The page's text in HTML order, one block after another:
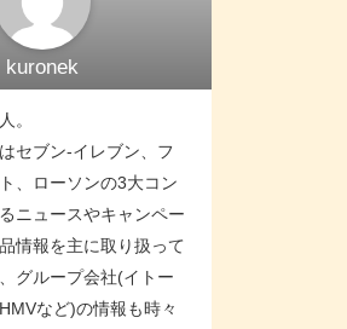
kuronek
。
セブン-イレブン、フ
、ローソンの3大コン
ニュースやキャンペー
情報を主に取り扱って
グループ会社(イトー
など)の情報も時々